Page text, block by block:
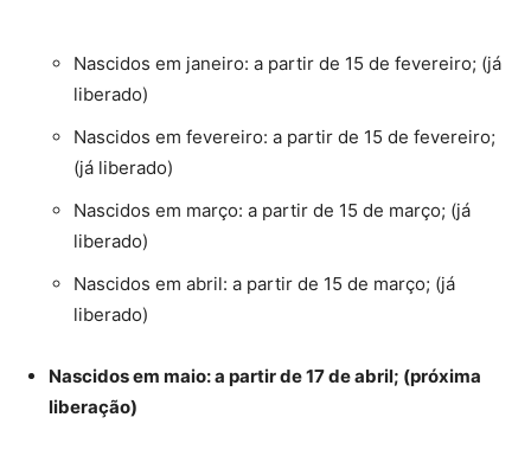
Nascidos em janeiro: a partir de 15 de fevereiro; (já
liberado)
Nascidos em fevereiro: a partir de 15 de fevereiro;
(já liberado)
Nascidos em março: a partir de 15 de março; (já
liberado)
Nascidos em abril: a partir de 15 de março; (já
liberado)
Nascidos em maio: a partir de 17 de abril; (próxima
liberação)